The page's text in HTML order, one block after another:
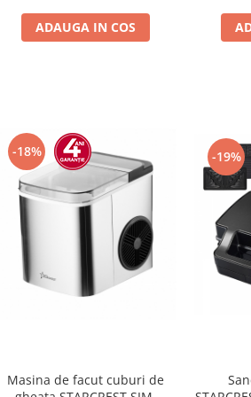
ADAUGA IN COS
-18%
Masina de facut cuburi de
-19%